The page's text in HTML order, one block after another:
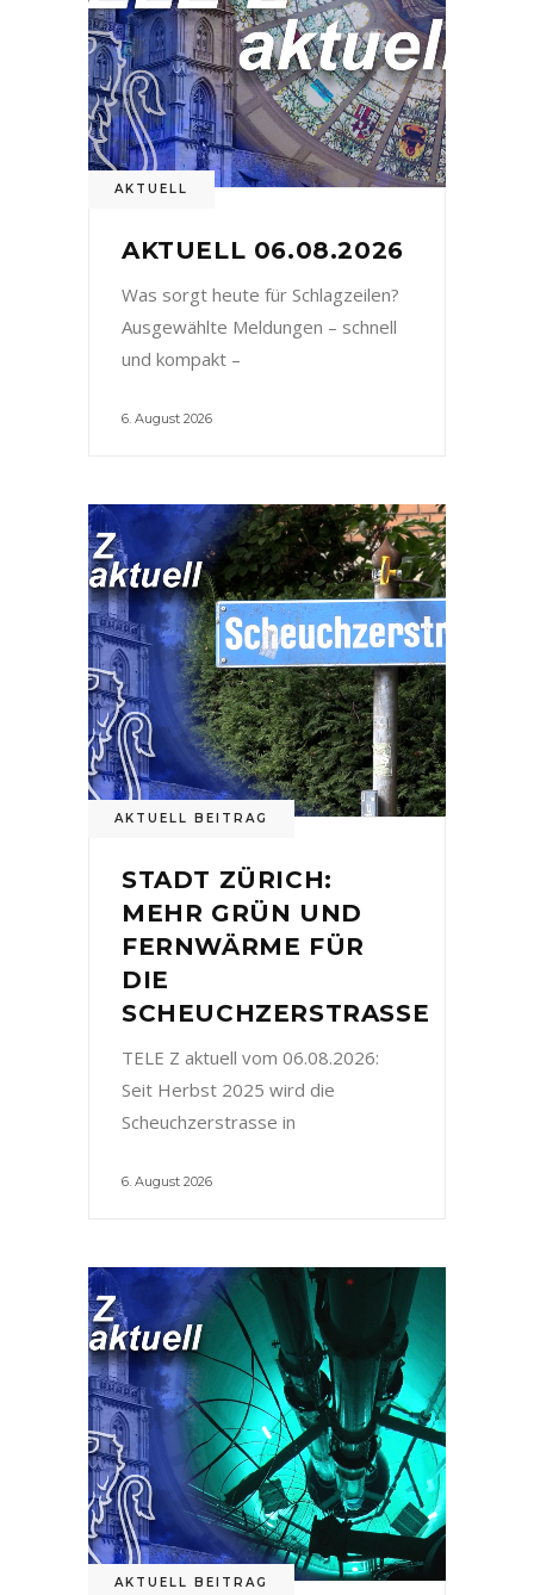
AKTUELL
AKTUELL 06.08.2026
Was sorgt heute für Schlagzeilen?
Ausgewählte Meldungen – schnell
und kompakt –
6. August 2026
AKTUELL BEITRAG
STADT ZÜRICH:
MEHR GRÜN UND
FERNWÄRME FÜR
DIE
SCHEUCHZERSTRASSE
TELE Z aktuell vom 06.08.2026:
Seit Herbst 2025 wird die
Scheuchzerstrasse in
6. August 2026
AKTUELL BEITRAG